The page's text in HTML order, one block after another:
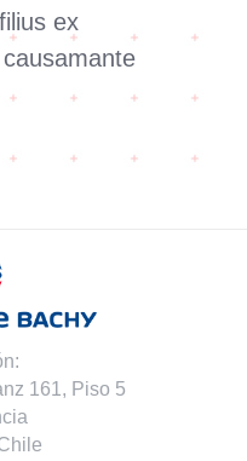
ex
161, Piso 5